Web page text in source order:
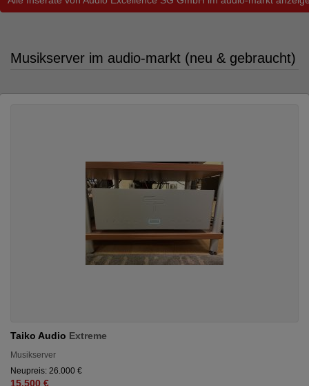
Musikserver im audio-markt (neu & gebraucht)
Taiko Audio Extreme
Musikserver
Neupreis: 26.000 €
15.500 €